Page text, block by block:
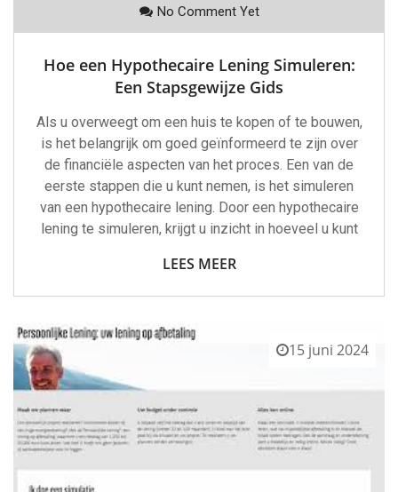
No Comment Yet
Hoe een Hypothecaire Lening Simuleren:
Een Stapsgewijze Gids
Als u overweegt om een huis te kopen of te bouwen,
is het belangrijk om goed geïnformeerd te zijn over
de financiële aspecten van het proces. Een van de
eerste stappen die u kunt nemen, is het simuleren
van een hypothecaire lening. Door een hypothecaire
lening te simuleren, krijgt u inzicht in hoeveel u kunt
LEES MEER
15 juni 2024